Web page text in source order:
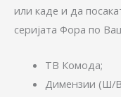
или каде и да
серијата Фора по
ТВ Комода;
Димензии (Ш/